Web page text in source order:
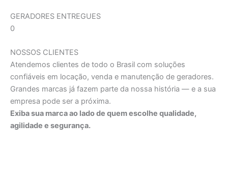
GERADORES ENTREGUES
0
NOSSOS CLIENTES
Atendemos clientes de todo o Brasil com soluções
confiáveis em locação, venda e manutenção de geradores.
Grandes marcas já fazem parte da nossa história — e a sua
empresa pode ser a próxima.
Exiba sua marca ao lado de quem escolhe qualidade,
agilidade e segurança.